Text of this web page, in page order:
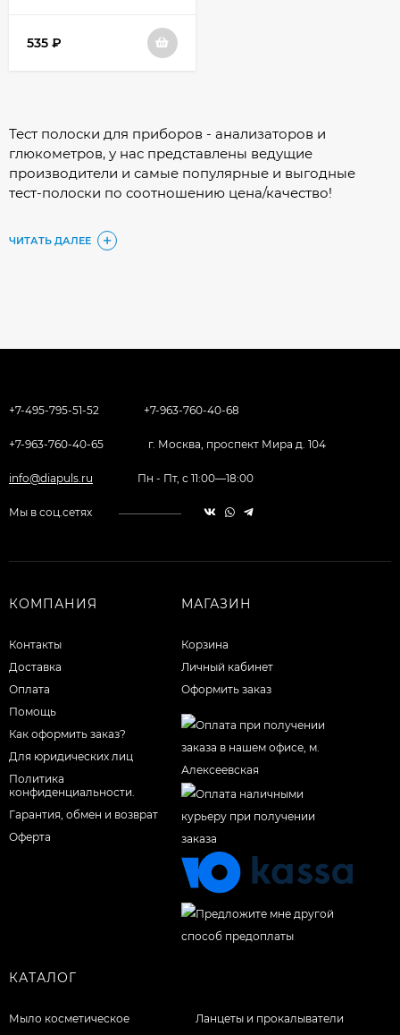
535 ₽
Тест полоски для приборов - анализаторов и
глюкометров, у нас представлены ведущие
производители и самые популярные и выгодные
тест-полоски по соотношению цена/качество!
Для сортировки воспользуйтесь фильтром слева!
ЧИТАТЬ ДАЛЕЕ
+7-495-795-51-52 +7-963-760-40-68
+7-963-760-40-65 г. Москва, проспект Мира д. 104
info@diapuls.ru Пн - Пт, с 11:00—18:00
Мы в соц.сетях
КОМПАНИЯ
Контакты
Доставка
Оплата
Помощь
Как оформить заказ?
Для юридических лиц
Политика
конфиденциальности.
Гарантия, обмен и возврат
Оферта
МАГАЗИН
Корзина
Личный кабинет
Оформить заказ
КАТАЛОГ
Мыло косметическое
Ланцеты и прокалыватели